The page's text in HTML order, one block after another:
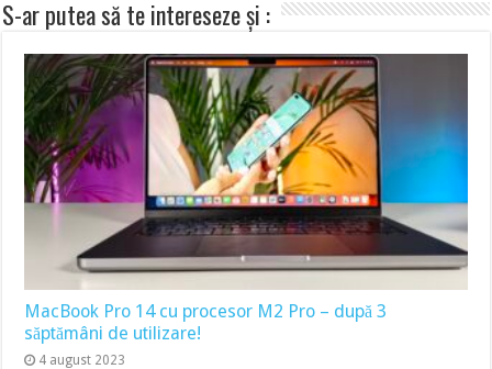
S-ar putea să te intereseze și :
MacBook Pro 14 cu procesor M2 Pro – după 3
săptămâni de utilizare!
4 august 2023